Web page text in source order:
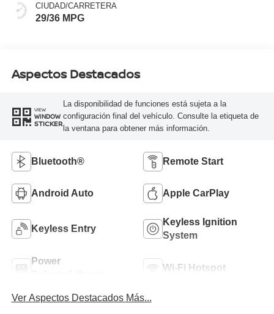
CIUDAD/CARRETERA
29/36 MPG
Aspectos Destacados
VIEW
WINDOW
STICKER
La disponibilidad de funciones está sujeta a la
configuración final del vehículo. Consulte la etiqueta de
la ventana para obtener más información.
Bluetooth® Remote Start
Android Auto Apple CarPlay
Keyless Entry
Keyless Ignition
System
Power
Wi-Fi Hotspot
Ver Aspectos Destacados Más...